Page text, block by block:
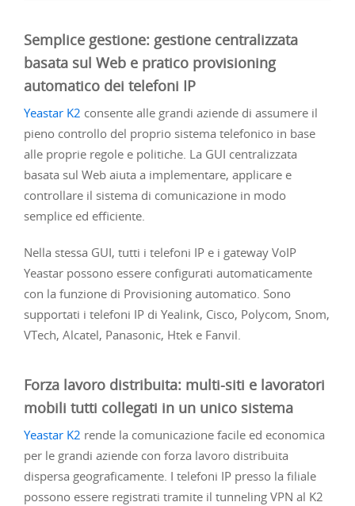
Semplice gestione: gestione centralizzata
basata sul Web e pratico provisioning
automatico dei telefoni IP
Yeastar K2 consente alle grandi aziende di assumere il
pieno controllo del proprio sistema telefonico in base
alle proprie regole e politiche. La GUI centralizzata
basata sul Web aiuta a implementare, applicare e
controllare il sistema di comunicazione in modo
semplice ed efficiente.
Nella stessa GUI, tutti i telefoni IP e i gateway VoIP
Yeastar possono essere configurati automaticamente
con la funzione di Provisioning automatico. Sono
supportati i telefoni IP di Yealink, Cisco, Polycom, Snom,
VTech, Alcatel, Panasonic, Htek e Fanvil.
Forza lavoro distribuita: multi-siti e lavoratori
mobili tutti collegati in un unico sistema
Yeastar K2 rende la comunicazione facile ed economica
per le grandi aziende con forza lavoro distribuita
dispersa geograficamente. I telefoni IP presso la filiale
possono essere registrati tramite il tunneling VPN al K2